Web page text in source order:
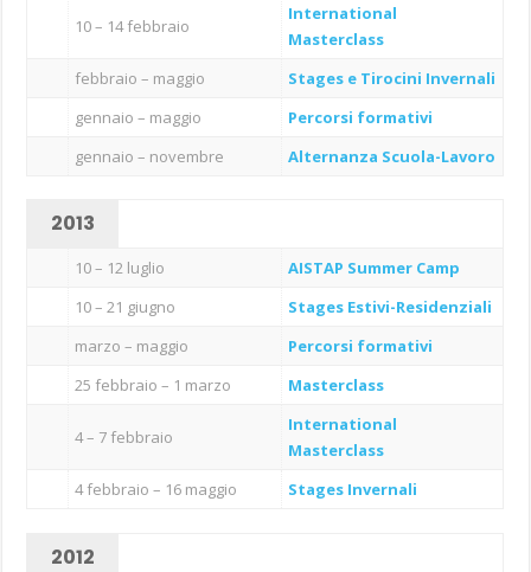
10 – 14 febbraio
International
Masterclass
febbraio – maggio
Stages e Tirocini Invernali
gennaio – maggio
Percorsi formativi
gennaio – novembre
Alternanza Scuola-Lavoro
2013
10 – 12 luglio
AISTAP Summer Camp
10 – 21 giugno
Stages Estivi-Residenziali
marzo – maggio
Percorsi formativi
25 febbraio – 1 marzo
Masterclass
4 – 7 febbraio
International
Masterclass
4 febbraio – 16 maggio
Stages Invernali
2012